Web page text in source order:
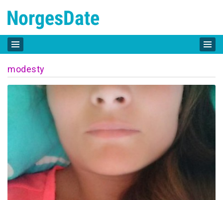
modesty